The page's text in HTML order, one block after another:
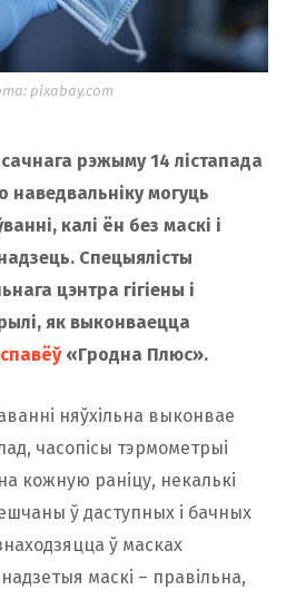
pixabay.com
рэжыму 14 лістапада
наведвальніку могуць
калі ён без маскі і
Спецыялісты
цэнтра гігіены і
як выконваецца
«Гродна Плюс».
няўхільна выконвае
часопісы тэрмометрыі
кожную раніцу, некалькі
ў даступных і бачных
ў масках
маскі – правільна,